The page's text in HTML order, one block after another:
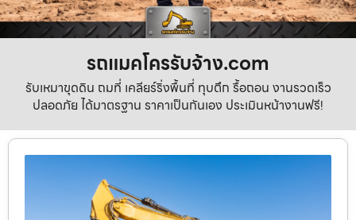
รถแมคโครรับจ้าง.com
รับเหมาขุดดิน ถมที่ เคลียร์ริ่งพื้นที่ ทุบตึก รื้อถอน งานรวดเร็ว
ปลอดภัย ได้มาตรฐาน ราคาเป็นกันเอง ประเมินหน้างานฟรี!